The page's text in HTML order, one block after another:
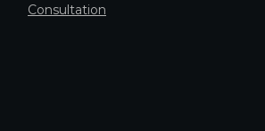
Consultation